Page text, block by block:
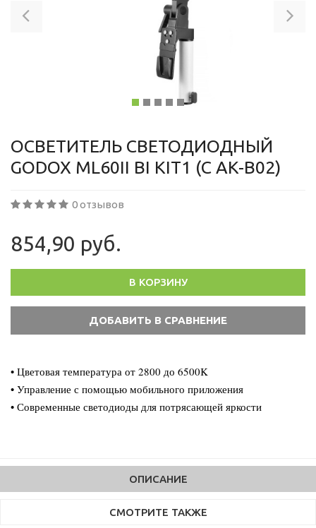
ОСВЕТИТЕЛЬ СВЕТОДИОДНЫЙ
GODOX ML60II BI KIT1 (С AK-B02)
0 отзывов
854,90 руб.
В КОРЗИНУ
• Цветовая температура от 2800 до 6500K
• Управление с помощью мобильного приложения
• Современные светодиоды для потрясающей яркости
ОПИСАНИЕ
СМОТРИТЕ ТАКЖЕ